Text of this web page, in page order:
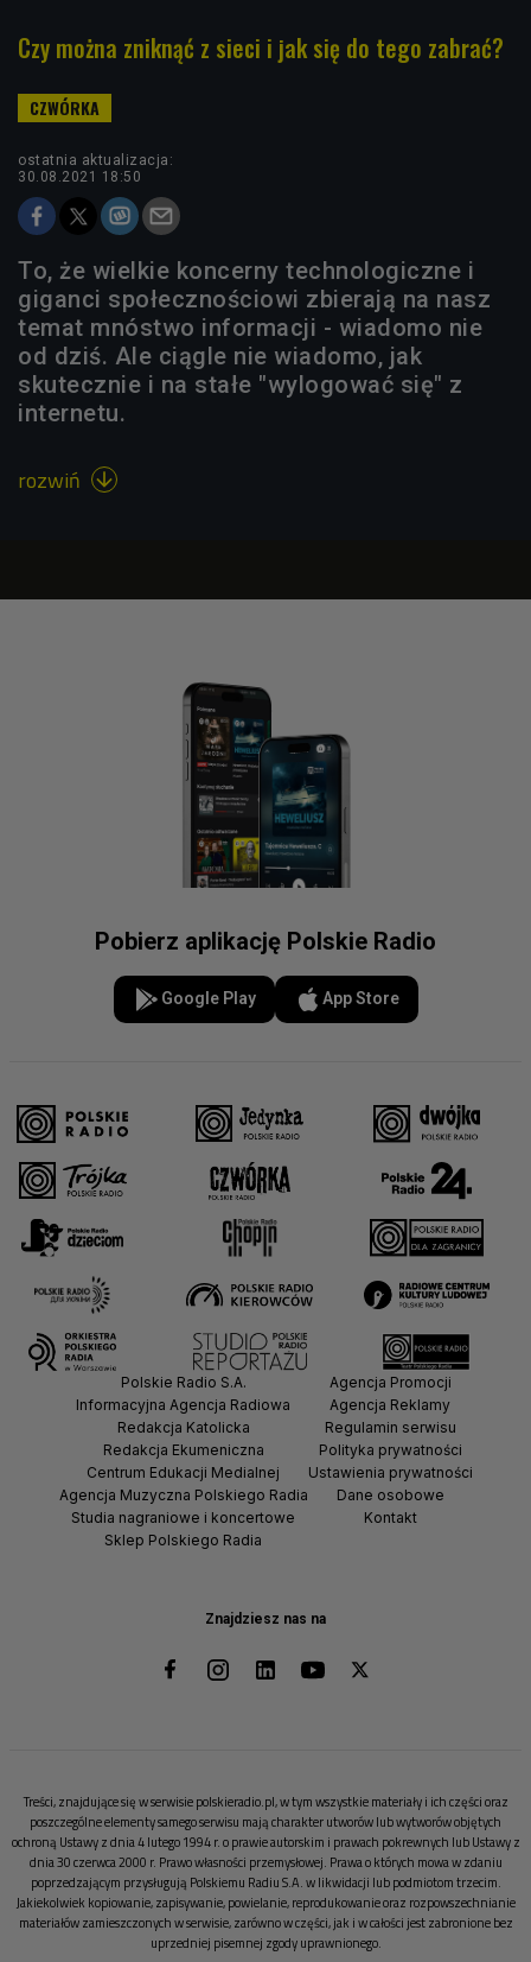
Czy można zniknąć z sieci i jak się do tego zabrać?
ostatnia aktualizacja:
30.08.2021 18:50
To, że wielkie koncerny technologiczne i
giganci społecznościowi zbierają na nasz
temat mnóstwo informacji - wiadomo nie
od dziś. Ale ciągle nie wiadomo, jak
skutecznie i na stałe "wylogować się" z
internetu.
rozwiń 
Pobierz aplikację Polskie Radio
Google Play App Store
Znajdziesz nas na
Polskie Radio S.A.
Informacyjna Agencja Radiowa
Redakcja Katolicka
Redakcja Ekumeniczna
Centrum Edukacji Medialnej
Agencja Muzyczna Polskiego Radia
Studia nagraniowe i koncertowe
Sklep Polskiego Radia
Agencja Promocji
Agencja Reklamy
Regulamin serwisu
Polityka prywatności
Ustawienia prywatności
Dane osobowe
Kontakt
Treści, znajdujące się w serwisie polskieradio.pl, w tym wszystkie materiały i ich części oraz
poszczególne elementy samego serwisu mają charakter utworów lub wytworów objętych
ochroną Ustawy z dnia 4 lutego 1994 r. o prawie autorskim i prawach pokrewnych lub Ustawy z
dnia 30 czerwca 2000 r. Prawo własności przemysłowej. Prawa o których mowa w zdaniu
poprzedzającym przysługują Polskiemu Radiu S.A. w likwidacji lub podmiotom trzecim.
Jakiekolwiek kopiowanie, zapisywanie, powielanie, reprodukowanie oraz rozpowszechnianie
materiałów zamieszczonych w serwisie, zarówno w części, jak i w całości jest zabronione bez
uprzedniej pisemnej zgody uprawnionego.